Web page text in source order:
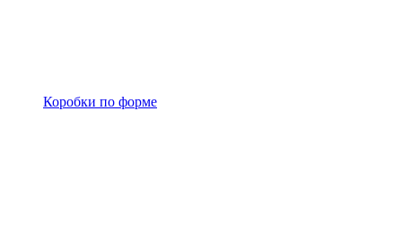
Коробки по форме